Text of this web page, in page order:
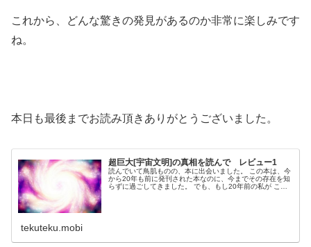
これから、どんな驚きの発見があるのか非常に楽しみです
ね。
本日も最後までお読み頂きありがとうございました。
超巨大[宇宙文明]の真相を読んで レビュー1
読んでいて鳥肌ものの、本に出会いました。 この本は、今
から20年も前に発刊された本なのに、今までその存在を知
らずに過ごしてきました。 でも、もし20年前の私が この
tekuteku.mobi